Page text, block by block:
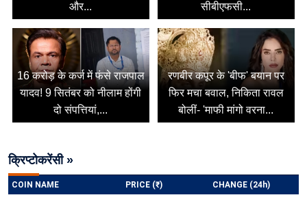
और...
सीबीएफसी...
16 करोड़ के कर्ज में फंसे राजपाल
यादव! 9 सितंबर को नीलाम होंगी
दो संपत्तियां,...
रणबीर कपूर के 'बीफ' बयान पर
फिर मचा बवाल, निकिता रावल
बोलीं- 'माफी मांगो वरना...
क्रिप्टोकरेंसी »